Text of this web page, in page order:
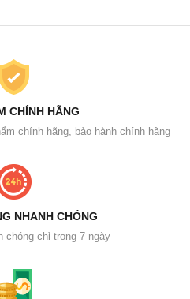
CHÍNH HÃNG
chính hãng, bảo hành chính hãng
NHANH CHÓNG
chóng chỉ trong 7 ngày